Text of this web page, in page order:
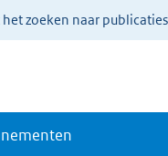
zoeken naar